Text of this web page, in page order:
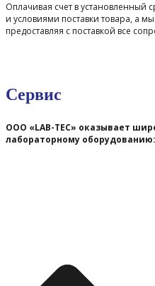
Оплачивая счет в установленный
и условиями поставки товара, а
предоставляя с поставкой все
Сервис
ООО «LAB-TEC» оказывает
лабораторному оборудованию: